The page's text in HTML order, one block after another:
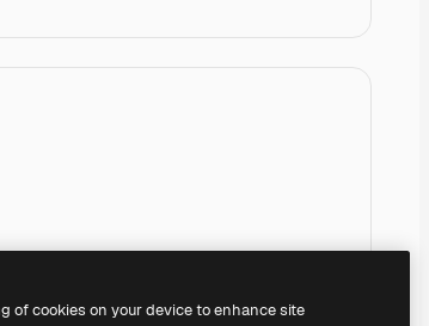
of cookies on your device to enhance site